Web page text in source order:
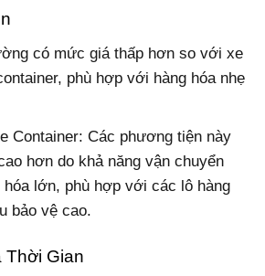
có mức giá thấp hơn so với xe
phù hợp với hàng hóa nhẹ
Container: Các phương tiện này
hơn do khả năng vận chuyển
hóa lớn, phù hợp với các lô hàng
bảo vệ cao.
Thời Gian